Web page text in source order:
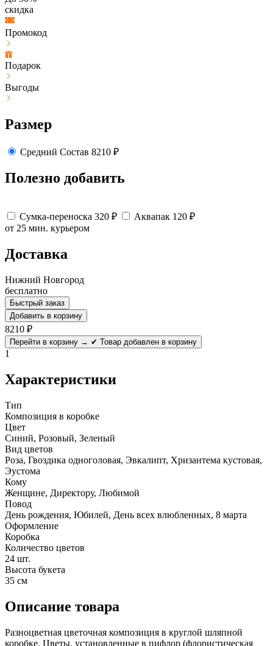
скидка
Промокод
Подарок
Выгоды
Размер
Средний Состав 8210 ₽
Полезно добавить
Сумка-переноска 320 ₽ Аквапак 120 ₽
от 25 мин. курьером
Доставка
Нижний Новгород
бесплатно
Быстрый заказ
Добавить в корзину
8210 ₽
Перейти в корзину → ✔ Товар добавлен в корзину
1
Характеристики
Тип
Композиция в коробке
Цвет
Синий, Розовый, Зеленый
Вид цветов
Роза, Гвоздика одноголовая, Эвкалипт, Хризантема кустовая,
Эустома
Кому
Женщине, Директору, Любимой
Повод
День рождения, Юбилей, День всех влюбленных, 8 марта
Оформление
Коробка
Количество цветов
24 шт.
Высота букета
35 см
Описание товара
Разноцветная цветочная композиция в круглой шляпной
коробке. Цветы, установленные в пифлор (флористическая